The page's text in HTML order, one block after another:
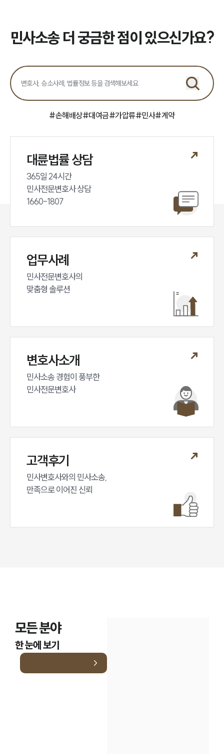
민사소송 더 궁금한 점이 있으신가요?
#손해배상#대여금#가압류#민사#계약
대륜법률 상담
365일 24시간
민사전문변호사 상담
1660-1807
업무사례
민사전문변호사의
맞춤형 솔루션
변호사소개
민사소송 경험이 풍부한
민사전문변호사
고객후기
민사변호사와의 민사소송,
만족으로 이어진 신뢰
모든 분야
한 눈에 보기